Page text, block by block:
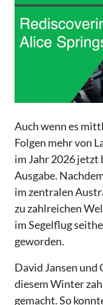
Auch wenn es
Folgen mehr von
im Jahr 2026 jetzt
Ausgabe.
im zentralen
zu zahlreichen
im Segelflug
geworden.
David Jansen und
diesem Winter
gemacht. So